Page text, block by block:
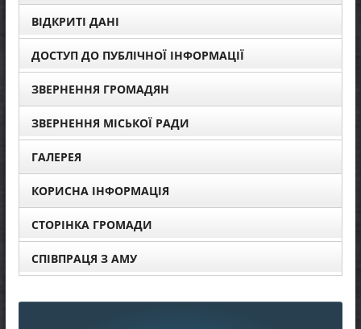
ВІДКРИТІ ДАНІ
ДОСТУП ДО ПУБЛІЧНОЇ ІНФОРМАЦІЇ
ЗВЕРНЕННЯ ГРОМАДЯН
ЗВЕРНЕННЯ МІСЬКОЇ РАДИ
ГАЛЕРЕЯ
КОРИСНА ІНФОРМАЦІЯ
СТОРІНКА ГРОМАДИ
СПІВПРАЦЯ З АМУ